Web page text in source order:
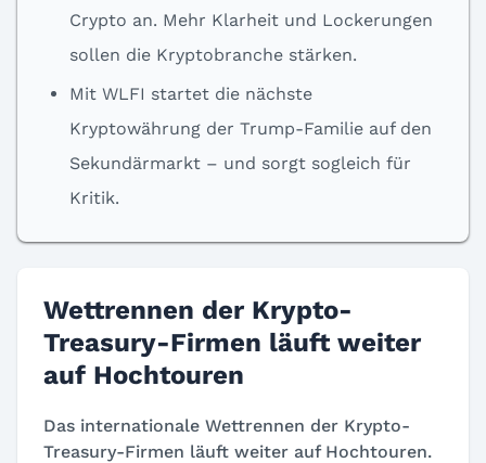
Crypto an. Mehr Klarheit und Lockerungen
sollen die Kryptobranche stärken.
Mit WLFI startet die nächste
Kryptowährung der Trump-Familie auf den
Sekundärmarkt – und sorgt sogleich für
Kritik.
Wettrennen der Krypto-
Treasury-Firmen läuft weiter
auf Hochtouren
Das internationale Wettrennen der Krypto-
Treasury-Firmen läuft weiter auf Hochtouren.